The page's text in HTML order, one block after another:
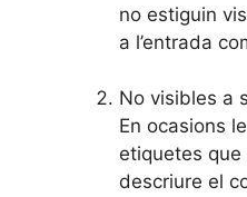
no estiguin
a l’entrada
No visibles a
En ocasions
etiquetes
descriure el